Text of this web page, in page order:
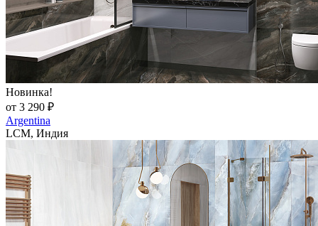
Новинка!
от 3 290 ₽
Argentina
LCM, Индия